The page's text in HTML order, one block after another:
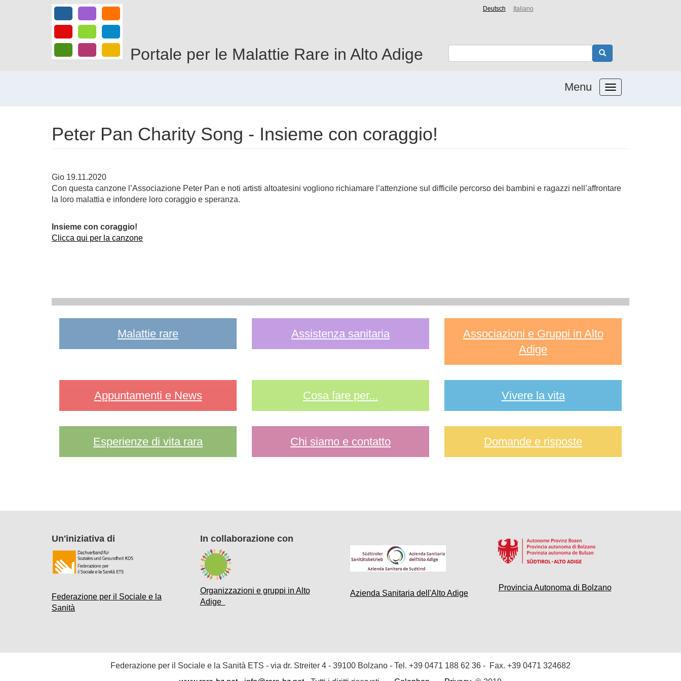
Deutsch Italiano
Portale per le Malattie Rare in Alto Adige
Menu
Peter Pan Charity Song - Insieme con coraggio!
Gio 19.11.2020
Con questa canzone l’Associazione Peter Pan e noti artisti altoatesini vogliono richiamare l’attenzione sul difficile percorso dei bambini e ragazzi nell’affrontare
la loro malattia e infondere loro coraggio e speranza.
Insieme con coraggio!
Clicca qui per la canzone
Malattie rare Assistenza sanitaria
Associazioni e Gruppi in Alto
Adige
Appuntamenti e News Cosa fare per... Vivere la vita
Esperienze di vita rara Chi siamo e contatto Domande e risposte
Un'iniziativa di
Federazione per il Sociale e la
Sanità
In collaborazione con
Organizzazioni e gruppi in Alto
Adige
Azienda Sanitaria dell'Alto Adige
Provincia Autonoma di Bolzano
Federazione per il Sociale e la Sanità ETS - via dr. Streiter 4 - 39100 Bolzano - Tel. +39 0471 188 62 36 - Fax. +39 0471 324682